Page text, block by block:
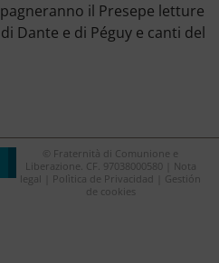
il Presepe letture
Dante e di Péguy e canti del
© Fraternità di Comunione e
Liberazione. CF. 97038000580 | Nota
legal
Polìtica de Privacidad
Gestión
de cookies